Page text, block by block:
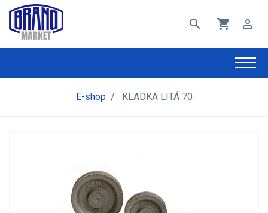
search shopping_cart perm_identity
E-shop / KLADKA LITÁ 70